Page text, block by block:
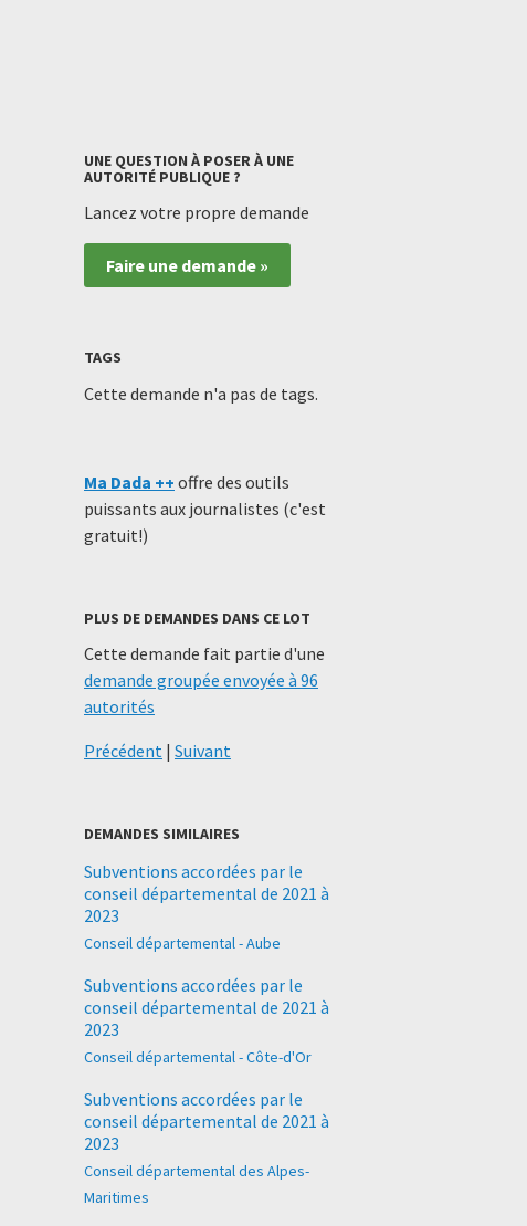
UNE QUESTION À POSER À UNE
AUTORITÉ PUBLIQUE ?
Lancez votre propre demande
Faire une demande »
TAGS
Cette demande n'a pas de tags.
Ma Dada ++ offre des outils
puissants aux journalistes (c'est
gratuit!)
PLUS DE DEMANDES DANS CE LOT
Cette demande fait partie d'une
demande groupée envoyée à 96
autorités
Précédent | Suivant
DEMANDES SIMILAIRES
Subventions accordées par le
conseil départemental de 2021 à
2023
Conseil départemental - Aube
Subventions accordées par le
conseil départemental de 2021 à
2023
Conseil départemental - Côte-d'Or
Subventions accordées par le
conseil départemental de 2021 à
2023
Conseil départemental des Alpes-
Maritimes